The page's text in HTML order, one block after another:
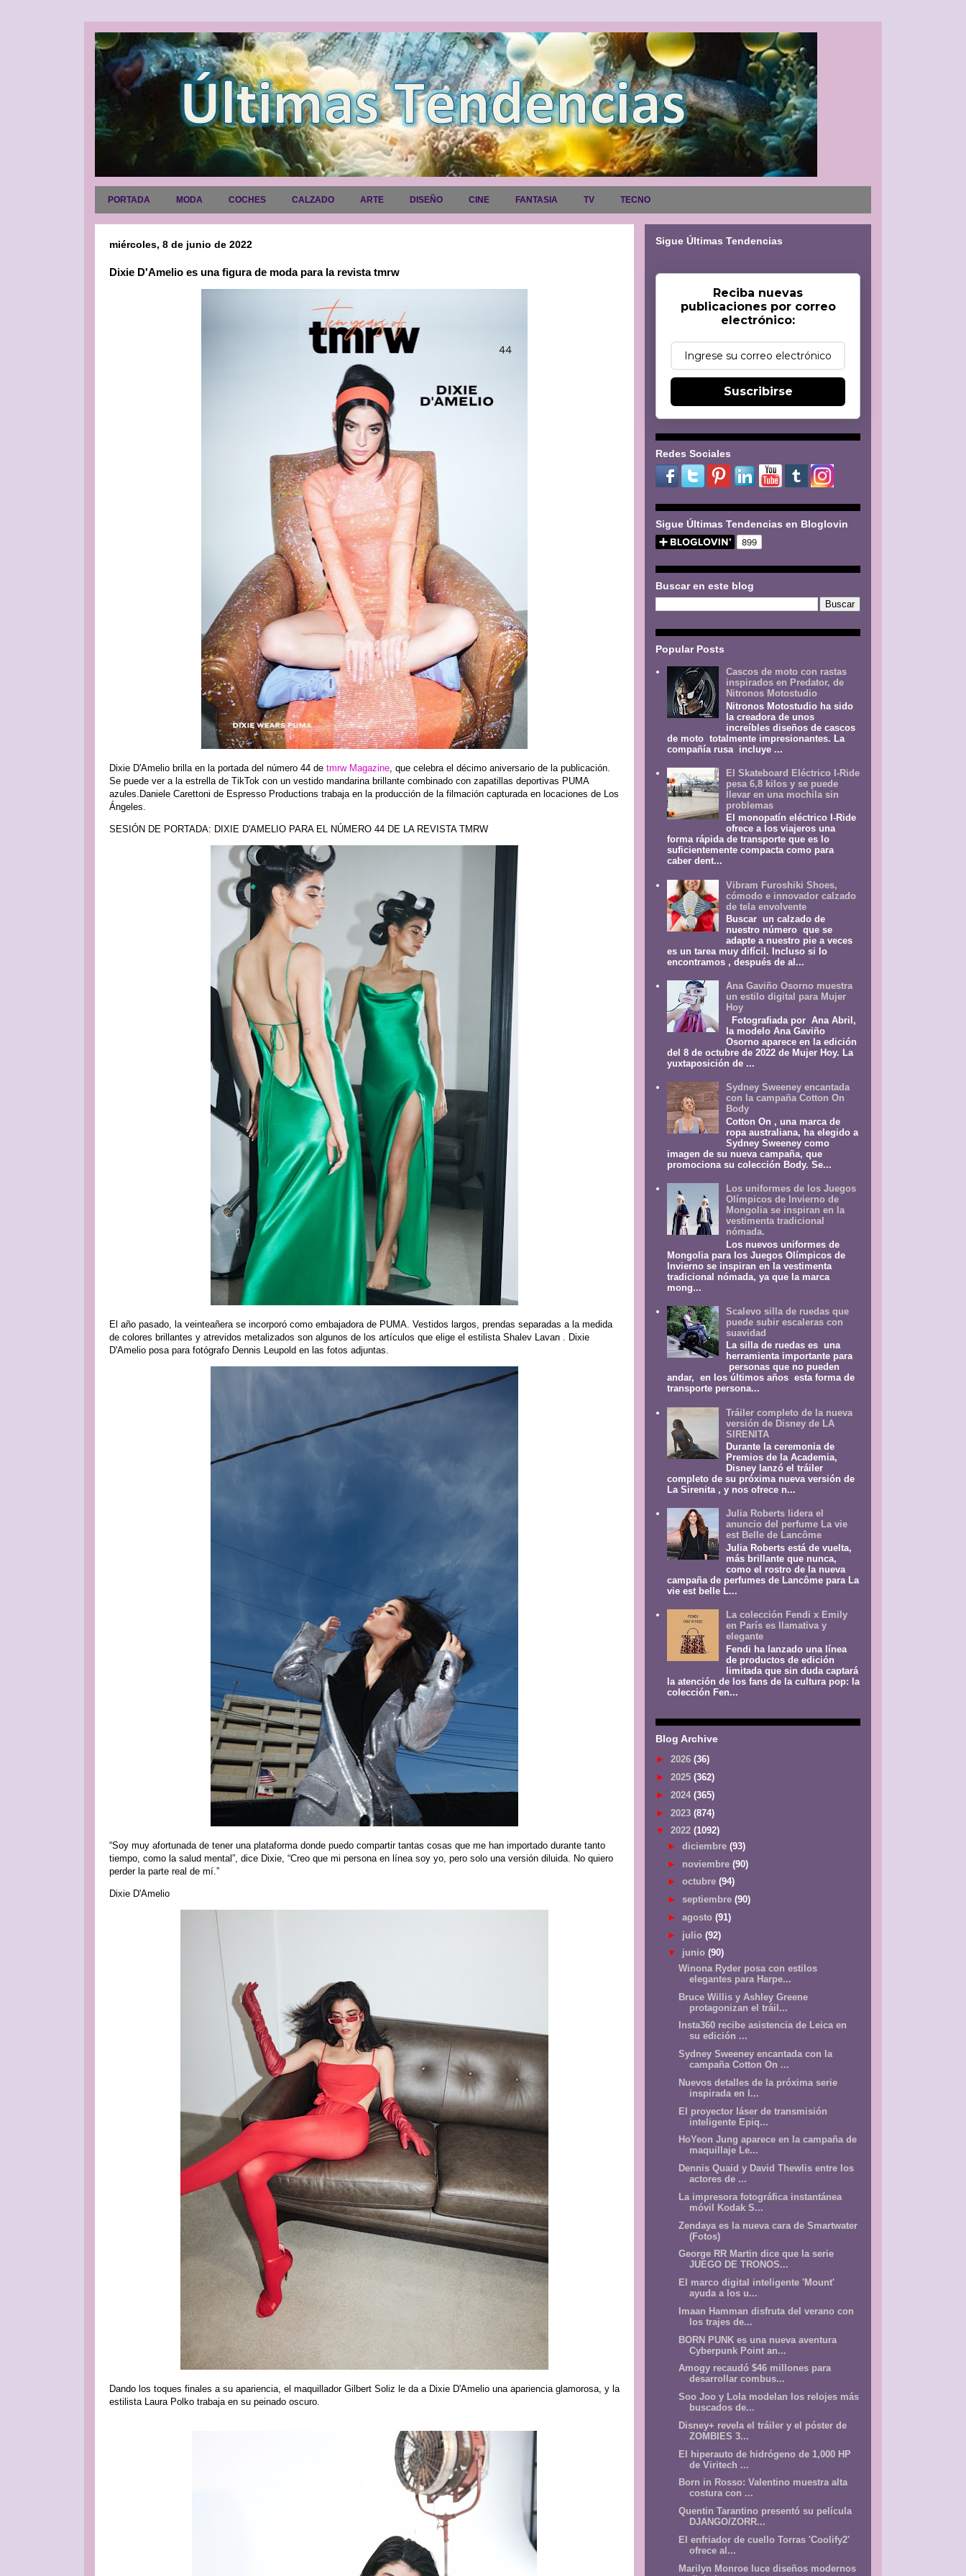
PORTADA MODA COCHES CALZADO ARTE DISEÑO CINE FANTASIA TV TECNO
miércoles, 8 de junio de 2022
Dixie D'Amelio es una figura de moda para la revista tmrw
Dixie D'Amelio brilla en la portada del número 44 de tmrw Magazine, que celebra el décimo aniversario de la publicación.
Se puede ver a la estrella de TikTok con un vestido mandarina brillante combinado con zapatillas deportivas PUMA
azules.Daniele Carettoni de Espresso Productions trabaja en la producción de la filmación capturada en locaciones de Los
Ángeles.
SESIÓN DE PORTADA: DIXIE D'AMELIO PARA EL NÚMERO 44 DE LA REVISTA TMRW
El año pasado, la veinteañera se incorporó como embajadora de PUMA. Vestidos largos, prendas separadas a la medida
de colores brillantes y atrevidos metalizados son algunos de los artículos que elige el estilista Shalev Lavan . Dixie
D'Amelio posa para fotógrafo Dennis Leupold en las fotos adjuntas.
“Soy muy afortunada de tener una plataforma donde puedo compartir tantas cosas que me han importado durante tanto
tiempo, como la salud mental”, dice Dixie, “Creo que mi persona en línea soy yo, pero solo una versión diluida. No quiero
perder la parte real de mí.”⁠⁠
Dixie D'Amelio
Dando los toques finales a su apariencia, el maquillador Gilbert Soliz le da a Dixie D'Amelio una apariencia glamorosa, y la
estilista Laura Polko trabaja en su peinado oscuro.
Sigue Últimas Tendencias
Reciba nuevas
publicaciones por correo
electrónico:
Suscribirse
Redes Sociales
Sigue Últimas Tendencias en Bloglovin
Buscar en este blog
Popular Posts
Cascos de moto con rastas
inspirados en Predator, de
Nitronos Motostudio
Nitronos Motostudio ha sido
la creadora de unos
increíbles diseños de cascos
de moto totalmente impresionantes. La
compañía rusa incluye ...
El Skateboard Eléctrico I-Ride
pesa 6,8 kilos y se puede
llevar en una mochila sin
problemas
El monopatín eléctrico I-Ride
ofrece a los viajeros una
forma rápida de transporte que es lo
suficientemente compacta como para
caber dent...
Vibram Furoshiki Shoes,
cómodo e innovador calzado
de tela envolvente
Buscar un calzado de
nuestro número que se
adapte a nuestro pie a veces
es un tarea muy difícil. Incluso si lo
encontramos , después de al...
Ana Gaviño Osorno muestra
un estilo digital para Mujer
Hoy
Fotografiada por Ana Abril,
la modelo Ana Gaviño
Osorno aparece en la edición
del 8 de octubre de 2022 de Mujer Hoy. La
yuxtaposición de ...
Sydney Sweeney encantada
con la campaña Cotton On
Body
Cotton On , una marca de
ropa australiana, ha elegido a
Sydney Sweeney como
imagen de su nueva campaña, que
promociona su colección Body. Se...
Los uniformes de los Juegos
Olímpicos de Invierno de
Mongolia se inspiran en la
vestimenta tradicional
nómada.
Los nuevos uniformes de
Mongolia para los Juegos Olímpicos de
Invierno se inspiran en la vestimenta
tradicional nómada, ya que la marca
mong...
Scalevo silla de ruedas que
puede subir escaleras con
suavidad
La silla de ruedas es una
herramienta importante para
personas que no pueden
andar, en los últimos años esta forma de
transporte persona...
Tráiler completo de la nueva
versión de Disney de LA
SIRENITA
Durante la ceremonia de
Premios de la Academia,
Disney lanzó el tráiler
completo de su próxima nueva versión de
La Sirenita , y nos ofrece n...
Julia Roberts lidera el
anuncio del perfume La vie
est Belle de Lancôme
Julia Roberts está de vuelta,
más brillante que nunca,
como el rostro de la nueva
campaña de perfumes de Lancôme para La
vie est belle L...
La colección Fendi x Emily
en París es llamativa y
elegante
Fendi ha lanzado una línea
de productos de edición
limitada que sin duda captará
la atención de los fans de la cultura pop: la
colección Fen...
Blog Archive
► 2026 (36)
► 2025 (362)
► 2024 (365)
► 2023 (874)
▼ 2022 (1092)
► diciembre (93)
► noviembre (90)
► octubre (94)
► septiembre (90)
► agosto (91)
► julio (92)
▼ junio (90)
Winona Ryder posa con estilos
elegantes para Harpe...
Bruce Willis y Ashley Greene
protagonizan el tráil...
Insta360 recibe asistencia de Leica en
su edición ...
Sydney Sweeney encantada con la
campaña Cotton On ...
Nuevos detalles de la próxima serie
inspirada en l...
El proyector láser de transmisión
inteligente Epiq...
HoYeon Jung aparece en la campaña de
maquillaje Le...
Dennis Quaid y David Thewlis entre los
actores de ...
La impresora fotográfica instantánea
móvil Kodak S...
Zendaya es la nueva cara de Smartwater
(Fotos)
George RR Martin dice que la serie
JUEGO DE TRONOS...
El marco digital inteligente 'Mount'
ayuda a los u...
Imaan Hamman disfruta del verano con
los trajes de...
BORN PUNK es una nueva aventura
Cyberpunk Point an...
Amogy recaudó $46 millones para
desarrollar combus...
Soo Joo y Lola modelan los relojes más
buscados de...
Disney+ revela el tráiler y el póster de
ZOMBIES 3...
El hiperauto de hidrógeno de 1,000 HP
de Viritech ...
Born in Rosso: Valentino muestra alta
costura con ...
Quentin Tarantino presentó su película
DJANGO/ZORR...
El enfriador de cuello Torras 'Coolify2'
ofrece al...
Marilyn Monroe luce diseños modernos